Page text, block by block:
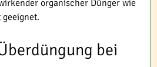
organischer Dünger wie
bei